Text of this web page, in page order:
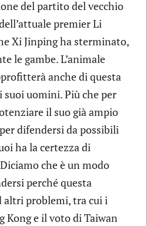
del partito del vecchio
premier Li
Xi Jinping ha sterminato,
le gambe. L’animale
anche di questa
uomini. Più che per
il suo già ampio
difendersi da possibili
ha la certezza di
che è un modo
perché questa
altri problemi, tra cui i
Kong e il voto di Taiwan